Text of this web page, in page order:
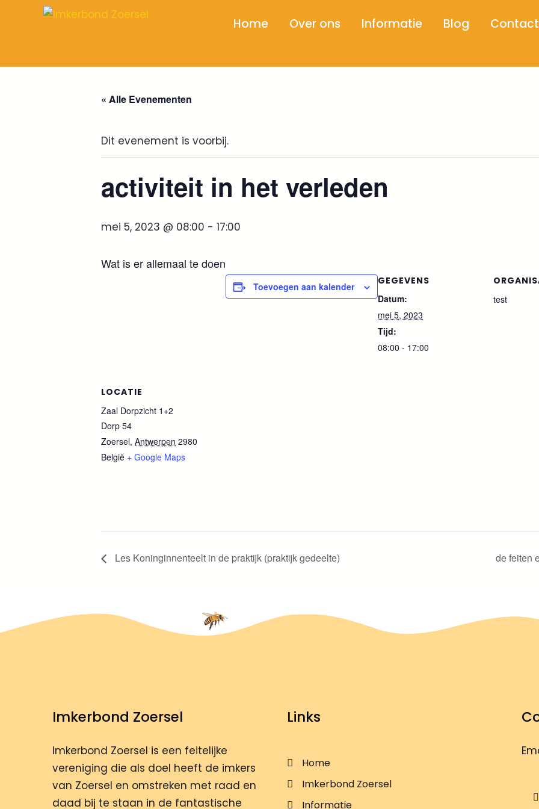
Home Over ons Informatie Blog Contact
« Alle Evenementen
Dit evenement is voorbij.
activiteit in het verleden
mei 5, 2023 @ 08:00 - 17:00
Wat is er allemaal te doen
Toevoegen aan kalender
GEGEVENS
Datum:
mei 5, 2023
Tijd:
08:00 - 17:00
test
LOCATIE
Zaal Dorpzicht 1+2
Dorp 54
Zoersel, Antwerpen 2980
België + Google Maps
Les Koninginnenteelt in de praktijk (praktijk gedeelte) de feiten
Imkerbond Zoersel
Imkerbond Zoersel is een feitelijke
vereniging die als doel heeft de imkers
van Zoersel en omstreken met raad en
daad bij te staan in de fantastische
Links
Home
Imkerbond Zoersel
Informatie